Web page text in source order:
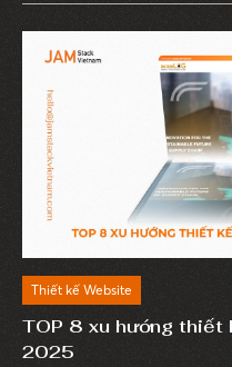
Thiết kế Website
TOP 8 xu hướng thiết
2025